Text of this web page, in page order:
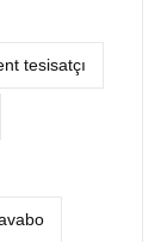
tesisatçı